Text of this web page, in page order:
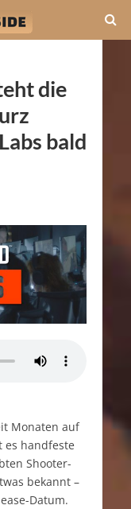
die
bald
Monaten auf
es handfeste
Shooter-
bekannt –
Datum.